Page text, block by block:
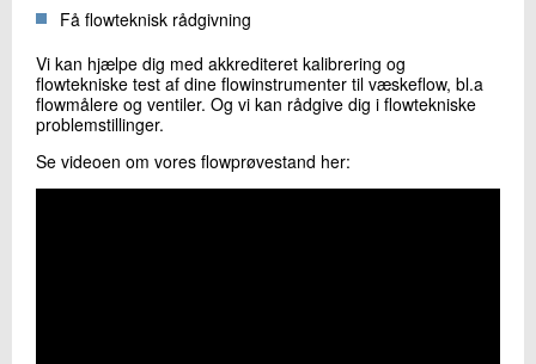
Få flowteknisk rådgivning
Vi kan hjælpe dig med akkrediteret kalibrering og
flowtekniske test af dine flowinstrumenter til væskeflow, bl.a
flowmålere og ventiler. Og vi kan rådgive dig i flowtekniske
problemstillinger.
Se videoen om vores flowprøvestand her: